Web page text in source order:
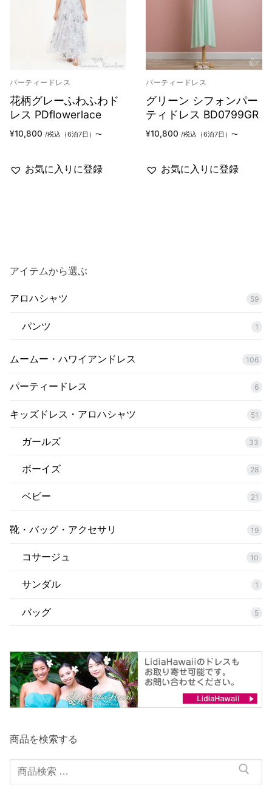
パーティードレス
花柄グレーふわふわド
レス PDflowerlace
¥10,800 /税込（6泊7日）〜
お気に入りに登録
パーティードレス
グリーン シフォンパー
ティドレス BD0799GR
¥10,800 /税込（6泊7日）〜
お気に入りに登録
アイテムから選ぶ
アロハシャツ 59
パンツ 1
ムームー・ハワイアンドレス 106
パーティードレス 6
キッズドレス・アロハシャツ 51
ガールズ 33
ボーイズ 28
ベビー 21
靴・バッグ・アクセサリ 19
コサージュ 10
サンダル 1
バッグ 5
商品を検索する
検
索